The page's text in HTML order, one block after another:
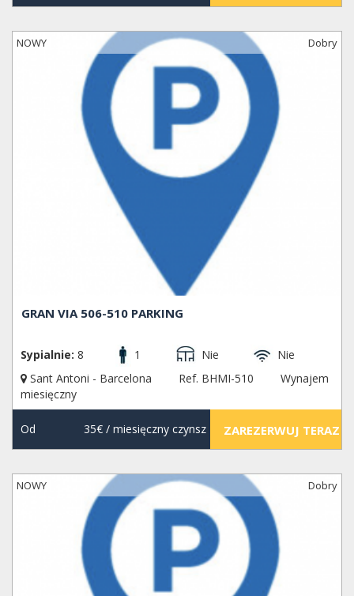
NOWY Dobry
GRAN VIA 506-510 PARKING
Sypialnie: 8 1 Nie
Nie
Sant Antoni - Barcelona
Ref. BHMI-510
Wynajem
miesięczny
Od 35€/ miesięczny czynsz ZAREZERWUJ TERAZ
NOWY Dobry